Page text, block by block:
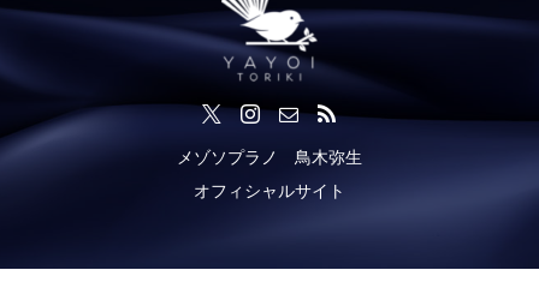
メゾソプラノ 鳥木弥生
オフィシャルサイト